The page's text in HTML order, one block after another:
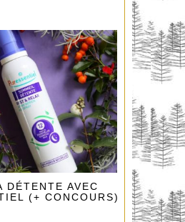
DÉTENTE AVEC
(+ CONCOURS) !